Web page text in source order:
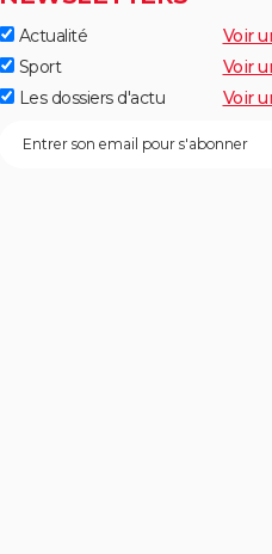
Actualité
Voir
Sport
Voir
Les dossiers d'actu
Voir